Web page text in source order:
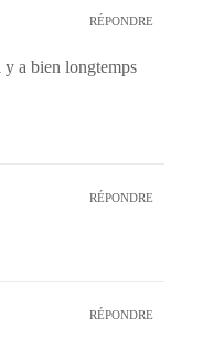
RÉPONDRE
a bien longtemps
RÉPONDRE
RÉPONDRE